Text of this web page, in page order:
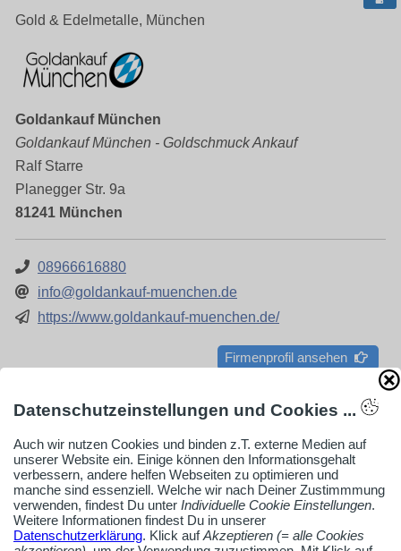
Gold & Edelmetalle, München
Goldankauf München
Goldankauf München - Goldschmuck Ankauf
Ralf Starre
Planegger Str. 9a
81241 München
08966616880
info@goldankauf-muenchen.de
https://www.goldankauf-muenchen.de/
Firmenprofil ansehen
Uhren, Schmuck & Accessoires, Segeberg
Datenschutzeinstellungen und Cookies ...
Auch wir nutzen Cookies und binden z.T. externe Medien auf
unserer Website ein. Einige können den Informationsgehalt
verbessern, andere helfen Webseiten zu optimieren und
manche sind essenziell. Welche wir nach Deiner Zustimmmung
verwenden, findest Du unter Individuelle Cookie Einstellungen.
Weitere Informationen findest Du in unserer
Datenschutzerklärung. Klick aufAkzeptieren (= alle Cookies